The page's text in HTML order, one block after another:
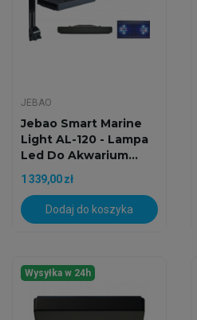
JEBAO
Jebao Smart Marine
Light AL-120 - Lampa
Led Do Akwarium...
1 339,00 zł
Dodaj do koszyka
Wysyłka w 24h